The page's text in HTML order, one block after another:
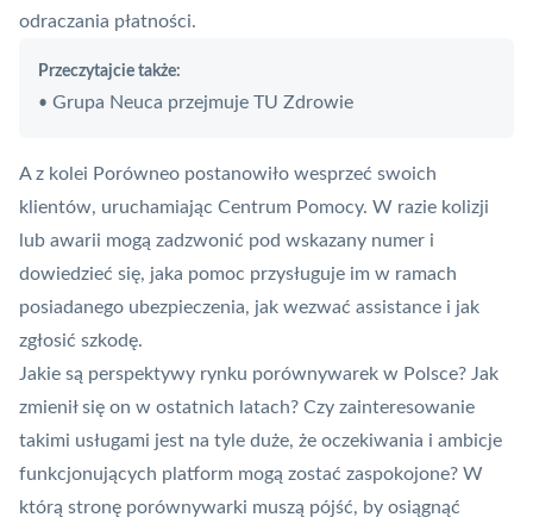
odraczania płatności.
Przeczytajcie także:
• Grupa Neuca przejmuje TU Zdrowie
A z kolei Porówneo postanowiło wesprzeć swoich
klientów, uruchamiając Centrum Pomocy. W razie kolizji
lub awarii mogą zadzwonić pod wskazany numer i
dowiedzieć się, jaka pomoc przysługuje im w ramach
posiadanego ubezpieczenia, jak wezwać assistance i jak
zgłosić szkodę.
Jakie są perspektywy rynku porównywarek w Polsce? Jak
zmienił się on w ostatnich latach? Czy zainteresowanie
takimi usługami jest na tyle duże, że oczekiwania i ambicje
funkcjonujących platform mogą zostać zaspokojone? W
którą stronę porównywarki muszą pójść, by osiągnąć